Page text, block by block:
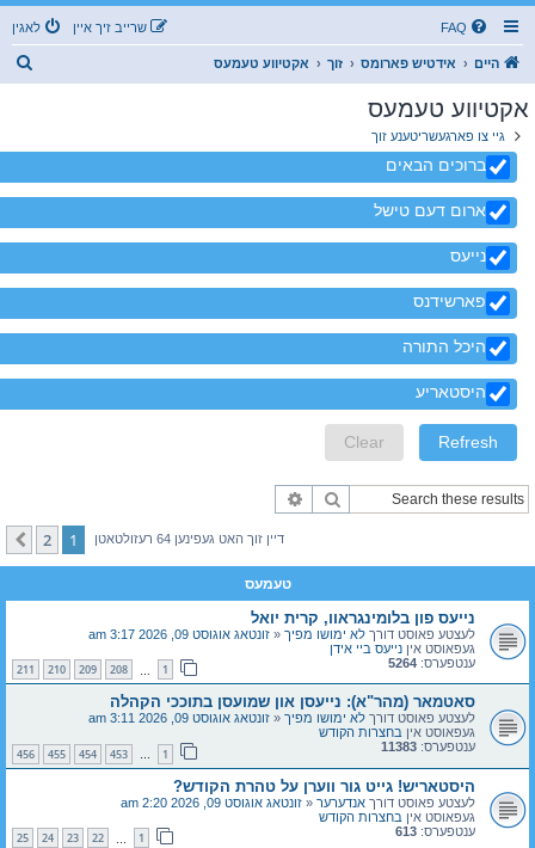
FAQ לאגין שרייב זיך איין
היים אידטיש פארומס זוך אקטיווע טעמעס
אקטיווע טעמעס
גיי צו פארגעשריטענע זוך
ברוכים הבאים
ארום דעם טישל
נייעס
פארשידנס
היכל התורה
היסטאריע
זוך
דיין זוך האט געפינען 64 רעזולטאטן 1
2
קומענדיגע
טעמעס
נייעס פון בלומינגראוו, קרית יואל
לעצטע פאוסט דורך לא ימושו מפיך « זונטאג אוגוסט 09, 2026 3:17 am
געפאוסט אין נייעס ביי אידן
ענטפערס: 5264
1
208
209
210
211
סאטמאר (מהר"א): נייעסן און שמועסן בתוככי הקהלה
לעצטע פאוסט דורך לא ימושו מפיך « זונטאג אוגוסט 09, 2026 3:11 am
געפאוסט אין בחצרות הקודש
ענטפערס: 11383
1
…
453
454
455
456
היסטאריש! גייט גור ווערן על טהרת הקודש?
לעצטע פאוסט דורך אנדערער « זונטאג אוגוסט 09, 2026 2:20 am
געפאוסט אין בחצרות הקודש
ענטפערס: 613
1
22
23
24
25